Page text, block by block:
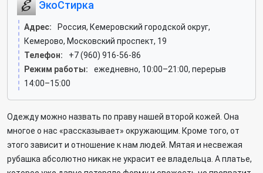
ЭкоСтирка
Адрес:
Россия, Кемеровский городской округ,
Кемерово, Московский проспект, 19
Телефон:
+7 (960) 916-56-86
Режим работы:
ежедневно, 10:00–21:00, перерыв
14:00–15:00
Одежду можно назвать по праву нашей второй кожей. Она
многое о нас «рассказывает» окружающим. Кроме того, от
этого зависит и отношение к нам людей. Мятая и несвежая
рубашка абсолютно никак не украсит ее владельца. А платье,